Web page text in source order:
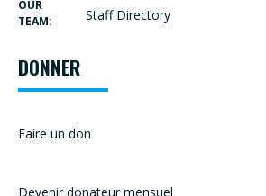
OUR
TEAM:
Staff Directory
DONNER
Faire un don
Devenir donateur mensuel